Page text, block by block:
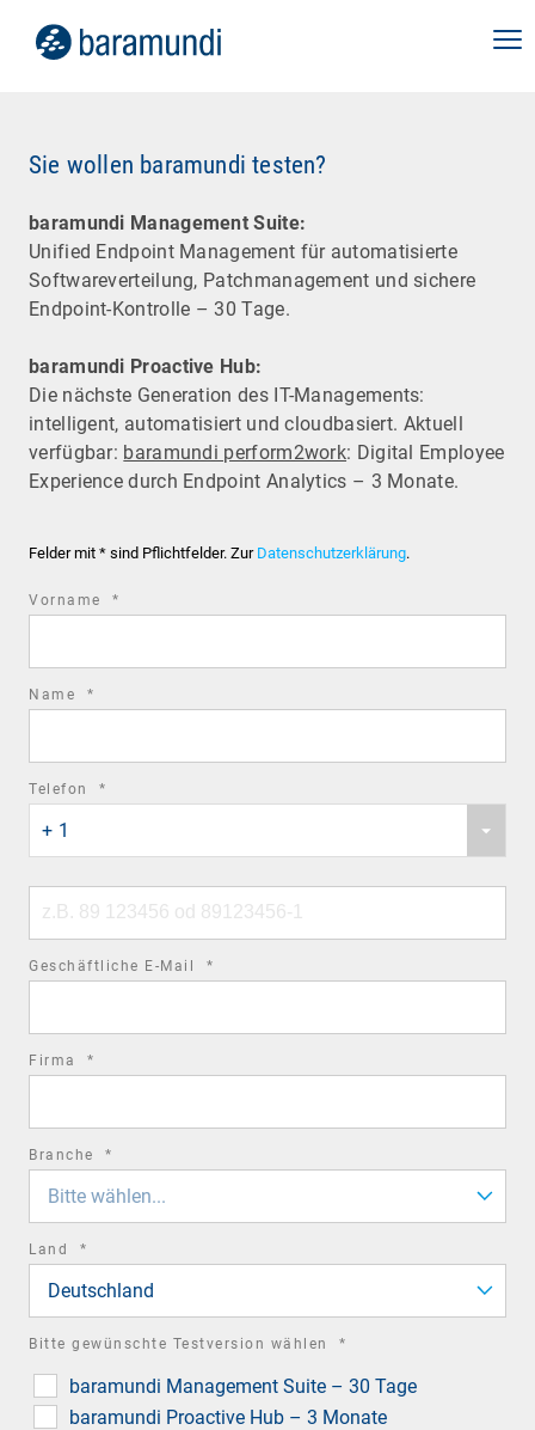
Sie wollen baramundi testen?
baramundi Management Suite:
Unified Endpoint Management für automatisierte
Software­verteilung, Patchmanagement und sichere
Endpoint-Kontrolle – 30 Tage.
baramundi Proactive Hub:
Die nächste Generation des IT-Managements:
intelligent, automatisiert und cloudbasiert. Aktuell
verfügbar: baramundi perform2work: Digital Employee
Experience durch Endpoint Analytics – 3 Monate.
Felder mit * sind Pflichtfelder. Zur Datenschutzerklärung.
Vorname *
Name *
Telefon *
country
code
+ 1
number
Geschäftliche E-Mail *
Firma *
Branche *
Bitte wählen...
Land *
Deutschland
Bitte gewünschte Testversion wählen *
baramundi Management Suite – 30 Tage
baramundi Proactive Hub – 3 Monate